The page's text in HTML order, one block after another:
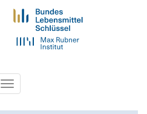
Toggle
navigation